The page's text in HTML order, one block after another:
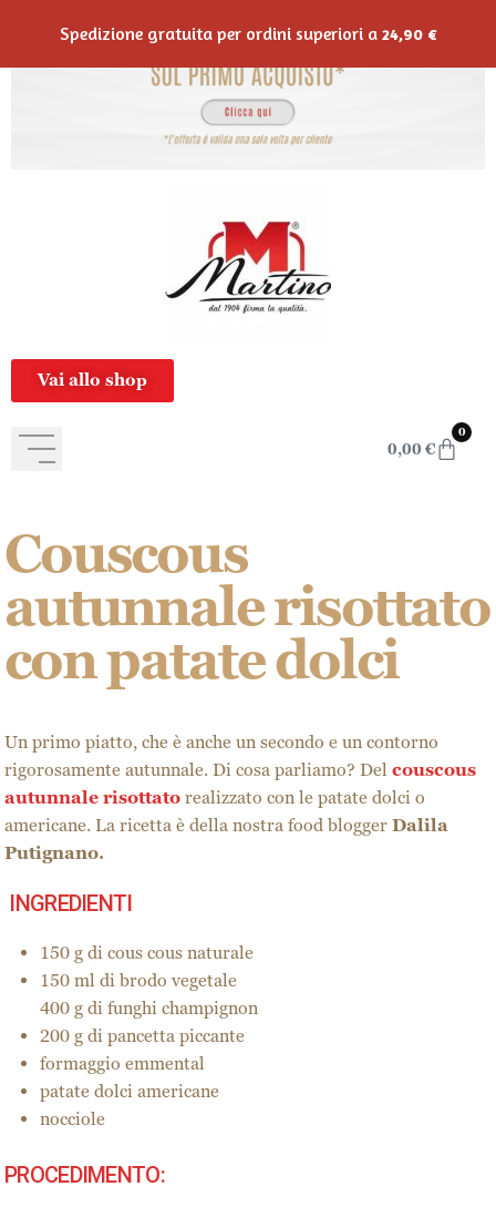
Vai allo shop
0,00 €
0
Couscous
autunnale risottato
con patate dolci
Un primo piatto, che è anche un secondo e un contorno
rigorosamente autunnale. Di cosa parliamo? Del couscous
autunnale risottato realizzato con le patate dolci o
americane. La ricetta è della nostra food blogger Dalila
Putignano.
INGREDIENTI
150 g di cous cous naturale
150 ml di brodo vegetale
400 g di funghi champignon
200 g di pancetta piccante
formaggio emmental
patate dolci americane
nocciole
PROCEDIMENTO:
Spedizione gratuita per ordini superiori a 24,90 €